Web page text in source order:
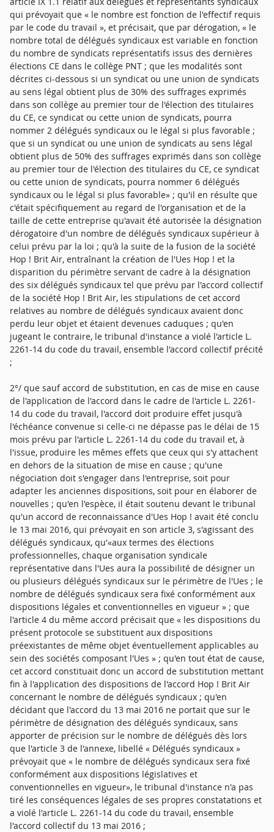
qui prévoyait que « le nombre est fonction de l'effectif requis
par le code du travail », et précisait, que par dérogation, « le
nombre total de délégués syndicaux est variable en fonction
du nombre de syndicats représentatifs issus des dernières
élections CE dans le collège PNT ; que les modalités sont
décrites ci-dessous si un syndicat ou une union de syndicats
au sens légal obtient plus de 30% des suffrages exprimés
dans son collège au premier tour de l'élection des titulaires
du CE, ce syndicat ou cette union de syndicats, pourra
nommer 2 délégués syndicaux ou le légal si plus favorable ;
que si un syndicat ou une union de syndicats au sens légal
obtient plus de 50% des suffrages exprimés dans son collège
au premier tour de l'élection des titulaires du CE, ce syndicat
ou cette union de syndicats, pourra nommer 6 délégués
syndicaux ou le légal si plus favorable» ; qu'il en résulte que
c'était spécifiquement au regard de l'organisation et de la
taille de cette entreprise qu'avait été autorisée la désignation
dérogatoire d'un nombre de délégués syndicaux supérieur à
celui prévu par la loi ; qu'à la suite de la fusion de la société
Hop ! Brit Air, entraînant la création de l'Ues Hop ! et la
disparition du périmètre servant de cadre à la désignation
des six délégués syndicaux tel que prévu par l'accord collectif
de la société Hop ! Brit Air, les stipulations de cet accord
relatives au nombre de délégués syndicaux avaient donc
perdu leur objet et étaient devenues caduques ; qu'en
jugeant le contraire, le tribunal d'instance a violé l'article L.
2261-14 du code du travail, ensemble l'accord collectif précité
;
2°/ que sauf accord de substitution, en cas de mise en cause
de l'application de l'accord dans le cadre de l'article L. 2261-
14 du code du travail, l'accord doit produire effet jusqu'à
l'échéance convenue si celle-ci ne dépasse pas le délai de 15
mois prévu par l'article L. 2261-14 du code du travail et, à
l'issue, produire les mêmes effets que ceux qui s'y attachent
en dehors de la situation de mise en cause ; qu'une
négociation doit s'engager dans l'entreprise, soit pour
adapter les anciennes dispositions, soit pour en élaborer de
nouvelles ; qu'en l'espèce, il était soutenu devant le tribunal
qu'un accord de reconnaissance d'Ues Hop ! avait été conclu
le 13 mai 2016, qui prévoyait en son article 3, s'agissant des
délégués syndicaux, qu'«aux termes des élections
professionnelles, chaque organisation syndicale
représentative dans l'Ues aura la possibilité de désigner un
ou plusieurs délégués syndicaux sur le périmètre de l'Ues ; le
nombre de délégués syndicaux sera fixé conformément aux
dispositions légales et conventionnelles en vigueur » ; que
l'article 4 du même accord précisait que « les dispositions du
présent protocole se substituent aux dispositions
préexistantes de même objet éventuellement applicables au
sein des sociétés composant l'Ues » ; qu'en tout état de cause,
cet accord constituait donc un accord de substitution mettant
fin à l'application des dispositions de l'accord Hop ! Brit Air
concernant le nombre de délégués syndicaux ; qu'en
décidant que l'accord du 13 mai 2016 ne portait que sur le
périmètre de désignation des délégués syndicaux, sans
apporter de précision sur le nombre de délégués dès lors
que l'article 3 de l'annexe, libellé « Délégués syndicaux »
prévoyait que « le nombre de délégués syndicaux sera fixé
conformément aux dispositions législatives et
conventionnelles en vigueur», le tribunal d'instance n'a pas
tiré les conséquences légales de ses propres constatations et
a violé l'article L. 2261-14 du code du travail, ensemble
l'accord collectif du 13 mai 2016 ;